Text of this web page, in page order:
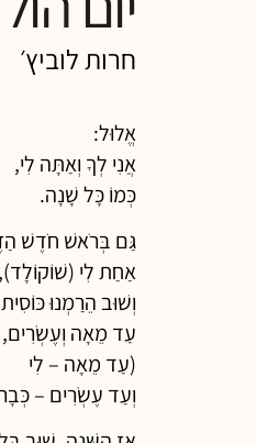
חרות לוביץ׳
אֱלוּל:
אֲנִי לְךָ וְאַתָּה לִי,
כְּמוֹ כָּל שָׁנָה.
גַּם בְּרֹאשׁ חֹדֶשׁ
אַחַת לִי
וְשׁוּב הֵרַמְנוּ
עַד מֵאָה
(עַד מֵאָה – לִי
וְעַד עֶשְׂרִים –